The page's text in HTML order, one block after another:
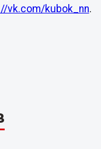
vk.com/kubok_nn.